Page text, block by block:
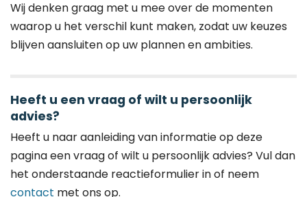
Wij denken graag met u mee over de momenten
waarop u het verschil kunt maken, zodat uw keuzes
blijven aansluiten op uw plannen en ambities.
Heeft u een vraag of wilt u persoonlijk
advies?
Heeft u naar aanleiding van informatie op deze
pagina een vraag of wilt u persoonlijk advies? Vul dan
het onderstaande reactieformulier in of neem
contact met ons op.